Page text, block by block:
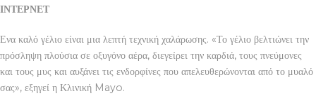
ΙΝΤΕΡΝΕΤ
Ενα καλό γέλιο είναι μια λεπτή τεχνική χαλάρωσης. «Το γέλιο βελτιώνει την
πρόσληψη πλούσια σε οξυγόνο αέρα, διεγείρει την καρδιά, τους πνεύμονες
και τους μυς και αυξάνει τις ενδορφίνες που απελευθερώνονται από το μυαλό
σας», εξηγεί η Κλινική Mayo.